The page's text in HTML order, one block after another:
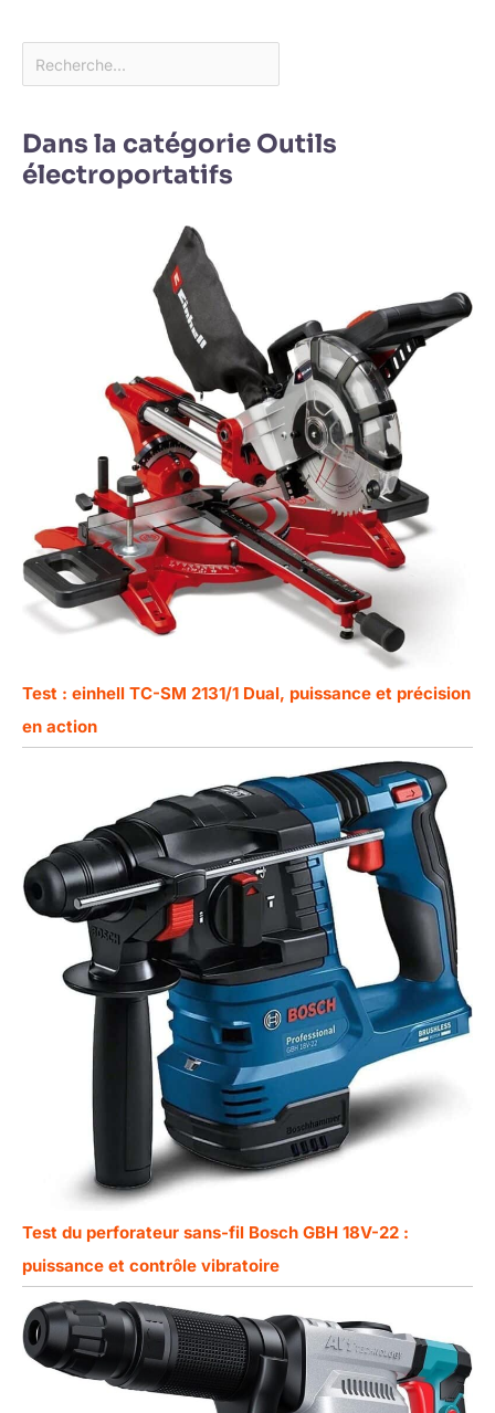
Dans la catégorie Outils
électroportatifs
Test : einhell TC-SM 2131/1 Dual, puissance et précision
en action
Test du perforateur sans-fil Bosch GBH 18V-22 :
puissance et contrôle vibratoire